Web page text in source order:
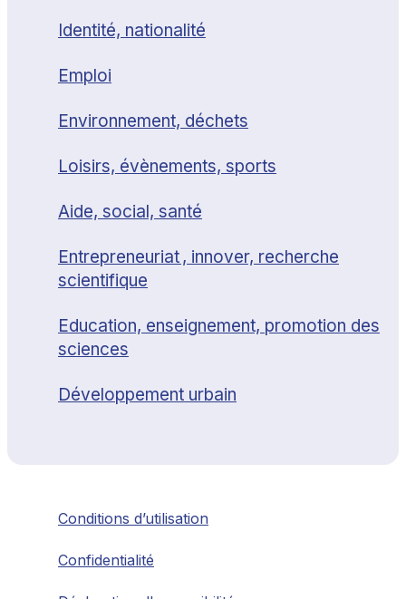
Identité, nationalité
Emploi
Environnement, déchets
Loisirs, évènements, sports
Aide, social, santé
Entrepreneuriat , innover, recherche
scientifique
Education, enseignement, promotion des
sciences
Développement urbain
Conditions d’utilisation
Confidentialité